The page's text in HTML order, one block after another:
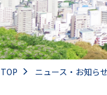
TOP ニュース・お知らせ